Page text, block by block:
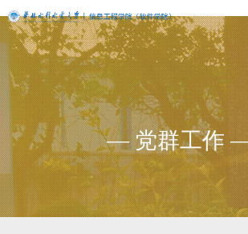
— 党群工作